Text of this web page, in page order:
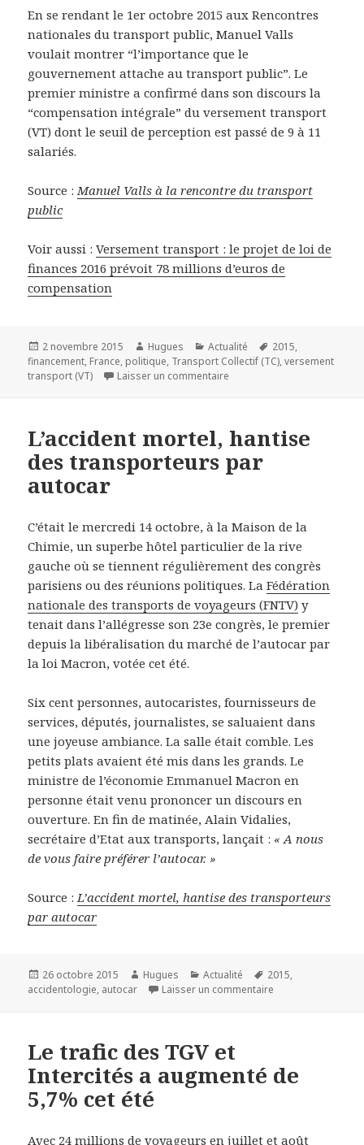
En se rendant le 1er octobre 2015 aux Rencontres
nationales du transport public, Manuel Valls
voulait montrer “l’importance que le
gouvernement attache au transport public”. Le
premier ministre a confirmé dans son discours la
“compensation intégrale” du versement transport
(VT) dont le seuil de perception est passé de 9 à 11
salariés.
Source :Manuel Valls à la rencontre du transport
public
Voir aussi :Versement transport : le projet de loi de
finances 2016 prévoit 78 millions d’euros de
compensation
Publié
le
2 novembre 2015 Auteur
Hugues Catégories
Actualité
Mots-
clés
2015,
financement, France, politique, Transport Collectif (TC),versement
transport (VT)
Laisser un commentaire
L’accident mortel, hantise
des transporteurs par
autocar
C’était le mercredi 14 octobre, à la Maison de la
Chimie, un superbe hôtel particulier de la rive
gauche où se tiennent régulièrement des congrès
parisiens ou des réunions politiques. LaFédération
nationale des transports de voyageurs (FNTV) y
tenait dans l’allégresse son 23e congrès, le premier
depuis la libéralisation du marché de l’autocar par
la loi Macron, votée cet été.
Six cent personnes, autocaristes, fournisseurs de
services, députés, journalistes, se saluaient dans
une joyeuse ambiance. La salle était comble. Les
petits plats avaient été mis dans les grands. Le
ministre de l’économie Emmanuel Macron en
personne était venu prononcer un discours en
ouverture. En fin de matinée, Alain Vidalies,
secrétaire d’Etat aux transports, lançait : « A nous
de vous faire préférer l’autocar. »
Source : L’accident mortel, hantise des transporteurs
par autocar
Publié
le
26 octobre 2015 Auteur
Hugues Catégories
Actualité
Mots-
clés
2015,
accidentologie, autocar Laisser un commentaire
Le trafic des TGV et
Intercités a augmenté de
5,7% cet été
Avec 24 millions de voyageurs en juillet et août